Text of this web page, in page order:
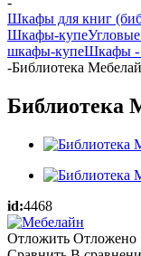
Шкафы для книг
Шкафы-купе
шкафы-купеШкафы -
-Библиотека
Библиотека
id:4468
Отложить Отложено